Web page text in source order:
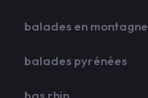
balades en montagne
balades pyrénées